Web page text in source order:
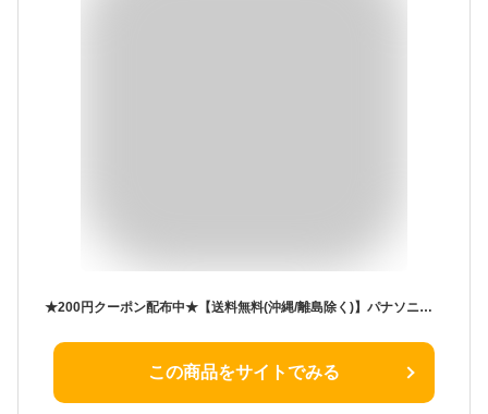
★200円クーポン配布中★【送料無料(沖縄/離島除く)】パナソニック■CS-222DX-W■(CS-X222D同等品) 2022年モデル【Eolia-Xシリーズ-】[主に6畳用][240]【あす楽対応】
この商品をサイトでみる